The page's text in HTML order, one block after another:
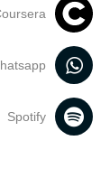
Spotify